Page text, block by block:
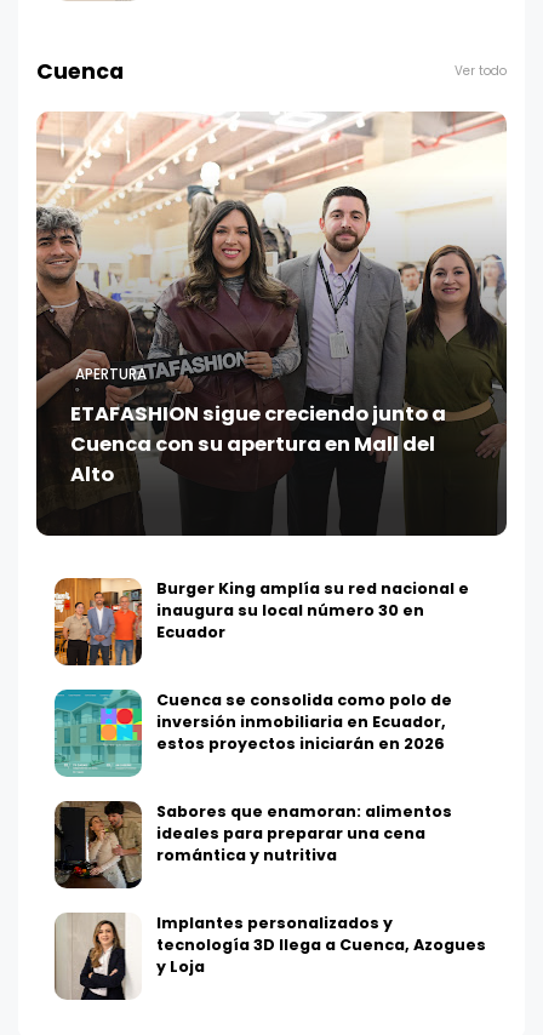
Cuenca Ver todo
APERTURA
ETAFASHION sigue creciendo junto a
Cuenca con su apertura en Mall del
Alto
Burger King amplía su red nacional e
inaugura su local número 30 en
Ecuador
Cuenca se consolida como polo de
inversión inmobiliaria en Ecuador,
estos proyectos iniciarán en 2026
Sabores que enamoran: alimentos
ideales para preparar una cena
romántica y nutritiva
Implantes personalizados y
tecnología 3D llega a Cuenca, Azogues
y Loja